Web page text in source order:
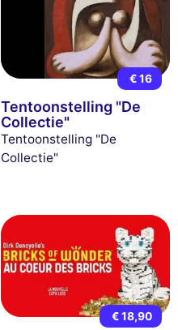
€ 16
Tentoonstelling "De
Collectie"
Tentoonstelling "De
Collectie"
€ 18,90